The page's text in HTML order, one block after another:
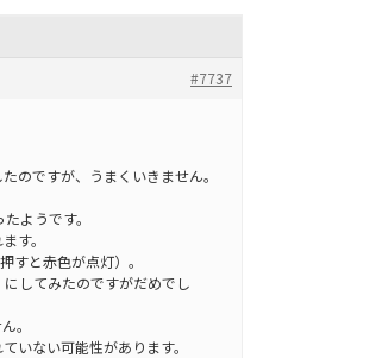
#7737
のですが、うまくいきません。
ようです。
す。
すと赤色が点灯）。
してみたのですがだめでし
。
いない可能性があります。